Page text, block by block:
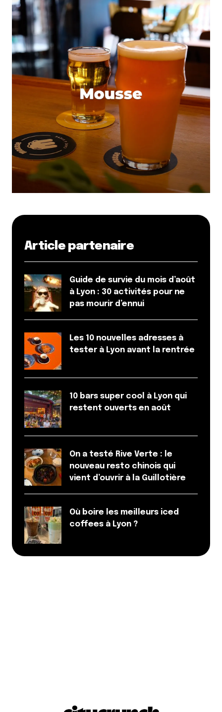
Article partenaire
Guide de survie du mois d’août
à Lyon : 30 activités pour ne
pas mourir d’ennui
Les 10 nouvelles adresses à
tester à Lyon avant la rentrée
10 bars super cool à Lyon qui
restent ouverts en août
On a testé Rive Verte : le
nouveau resto chinois qui
vient d’ouvrir à la Guillotière
Où boire les meilleurs iced
coffees à Lyon ?